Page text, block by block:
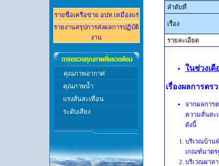
รายชื่อเครือข่าย อปท.เหมืองแร่
รายงานสรุปการส่งผลการปฏิบัติ
งาน
คุณภาพอากาศ
คุณภาพน้ำ
แรงสั่นสะเทือน
ระดับเสียง
ลำดับที่
เรื่อง
รายละเอียด
ในช่วงเ
เรื่องผลการตร
จากผลการ
ความสั่นสะ
ดังนี้
บริเวณบ้าน
เกณฑ์มาตร
บริเวณผาล